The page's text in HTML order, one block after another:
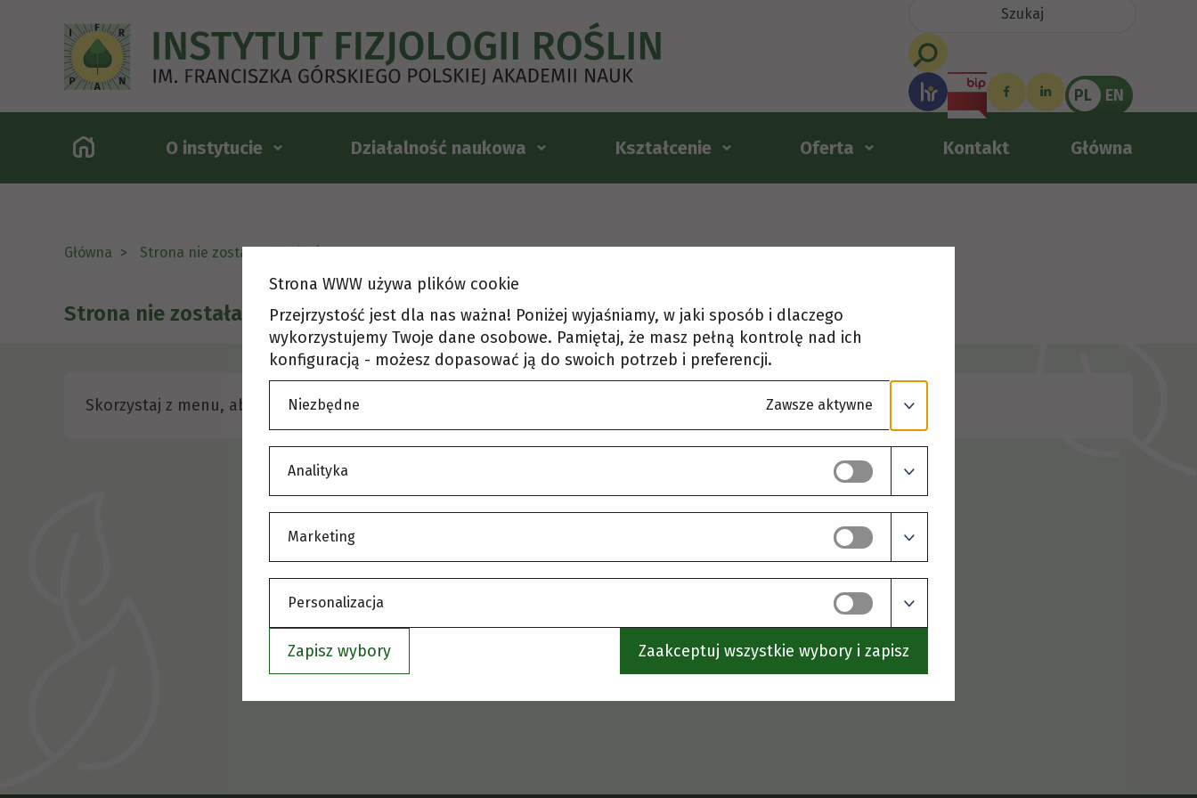
PL EN
O instytucie Działalność naukowa Kształcenie Oferta Kontakt Główna
Główna Strona nie została odnaleziona
Strona nie została odnaleziona
Skorzystaj z menu, aby wybrać inną stronę.
Strona WWW używa plików cookie
Przejrzystość jest dla nas ważna! Poniżej wyjaśniamy, w jaki sposób i dlaczego
wykorzystujemy Twoje dane osobowe. Pamiętaj, że masz pełną kontrolę nad ich
konfiguracją - możesz dopasować ją do swoich potrzeb i preferencji.
Niezbędne Zawsze aktywne
Analityka
Marketing
Personalizacja
Zapisz wybory Zaakceptuj wszystkie wybory i zapisz